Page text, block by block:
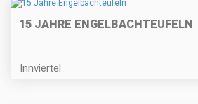
15 JAHRE ENGELBACHTEUFELN
Innviertel